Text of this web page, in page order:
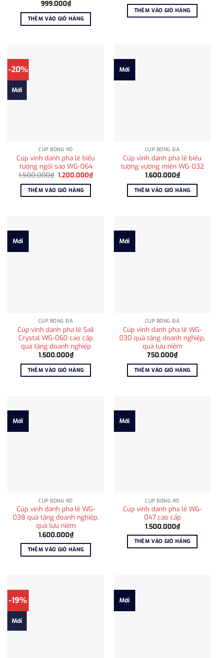
999.000₫
THÊM VÀO GIỎ HÀNG
THÊM VÀO GIỎ HÀNG
-20%
Mới
CÚP BÓNG RỔ
Cúp vinh danh pha lê biểu
tượng ngôi sao WG-064
1.500.000₫ Giá
là:
1.500.000₫.
1.200.000₫Giá
hiện
1.200.000₫.
THÊM VÀO GIỎ HÀNG
Mới
CÚP BÓNG ĐÁ
Cúp vinh danh pha lê biểu
tượng vương miện WG-032
1.600.000₫
THÊM VÀO GIỎ HÀNG
Mới
CÚP BÓNG ĐÁ
Cúp vinh danh pha lê Sail
Crystal WG-060 cao cấp
quà tặng doanh nghiệp
1.500.000₫
THÊM VÀO GIỎ HÀNG
Mới
CÚP BÓNG ĐÁ
Cúp vinh danh pha lê WG-
030 quà tặng doanh nghiệp,
quà lưu niệm
750.000₫
THÊM VÀO GIỎ HÀNG
Mới
CÚP BÓNG RỔ
Cúp vinh danh pha lê WG-
038 quà tặng doanh nghiệp,
quà lưu niệm
1.600.000₫
THÊM VÀO GIỎ HÀNG
Mới
CÚP BÓNG RỔ
Cúp vinh danh pha lê WG-
047 cao cấp
1.500.000₫
THÊM VÀO GIỎ HÀNG
-19%
Mới
Mới